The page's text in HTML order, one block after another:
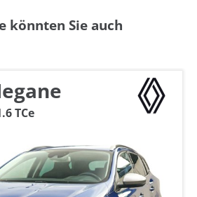
könnten Sie auch
TCe